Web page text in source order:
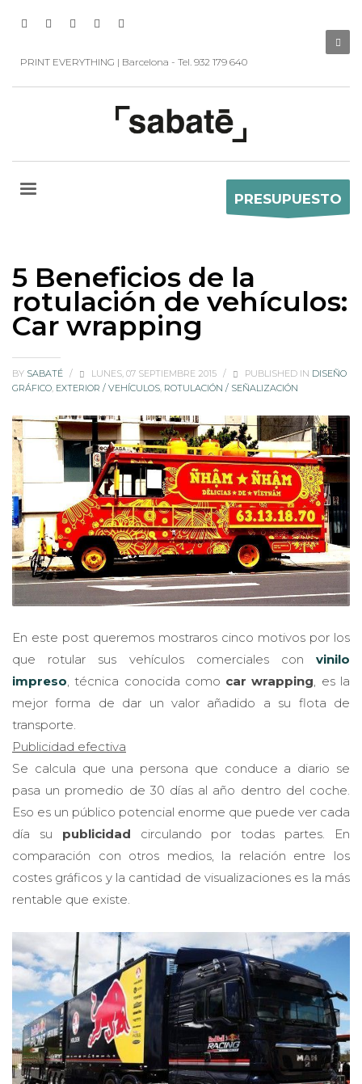
PRINT EVERYTHING | Barcelona - Tel. 932 179 640
PRESUPUESTO
5 Beneficios de la
rotulación de vehículos:
Car wrapping
BY SABATÉ / LUNES, 07 SEPTIEMBRE 2015 / PUBLISHED IN DISEÑO
GRÁFICO, EXTERIOR / VEHÍCULOS, ROTULACIÓN / SEÑALIZACIÓN
En este post queremos mostraros cinco motivos por los
que rotular sus vehículos comerciales con vinilo
impreso , técnica conocida como car wrapping , es la
mejor forma de dar un valor añadido a su flota de
transporte.
Publicidad efectiva
Se calcula que una persona que conduce a diario se
pasa un promedio de 30 días al año dentro del coche.
Eso es un público potencial enorme que puede ver cada
día su publicidad circulando por todas partes. En
comparación con otros medios, la relación entre los
costes gráficos y la cantidad de visualizaciones es la más
rentable que existe.